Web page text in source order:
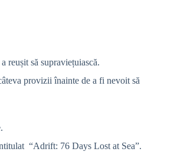
reușit să supraviețuiască.
provizii înainte de a fi nevoit să
“Adrift: 76 Days Lost at Sea”.